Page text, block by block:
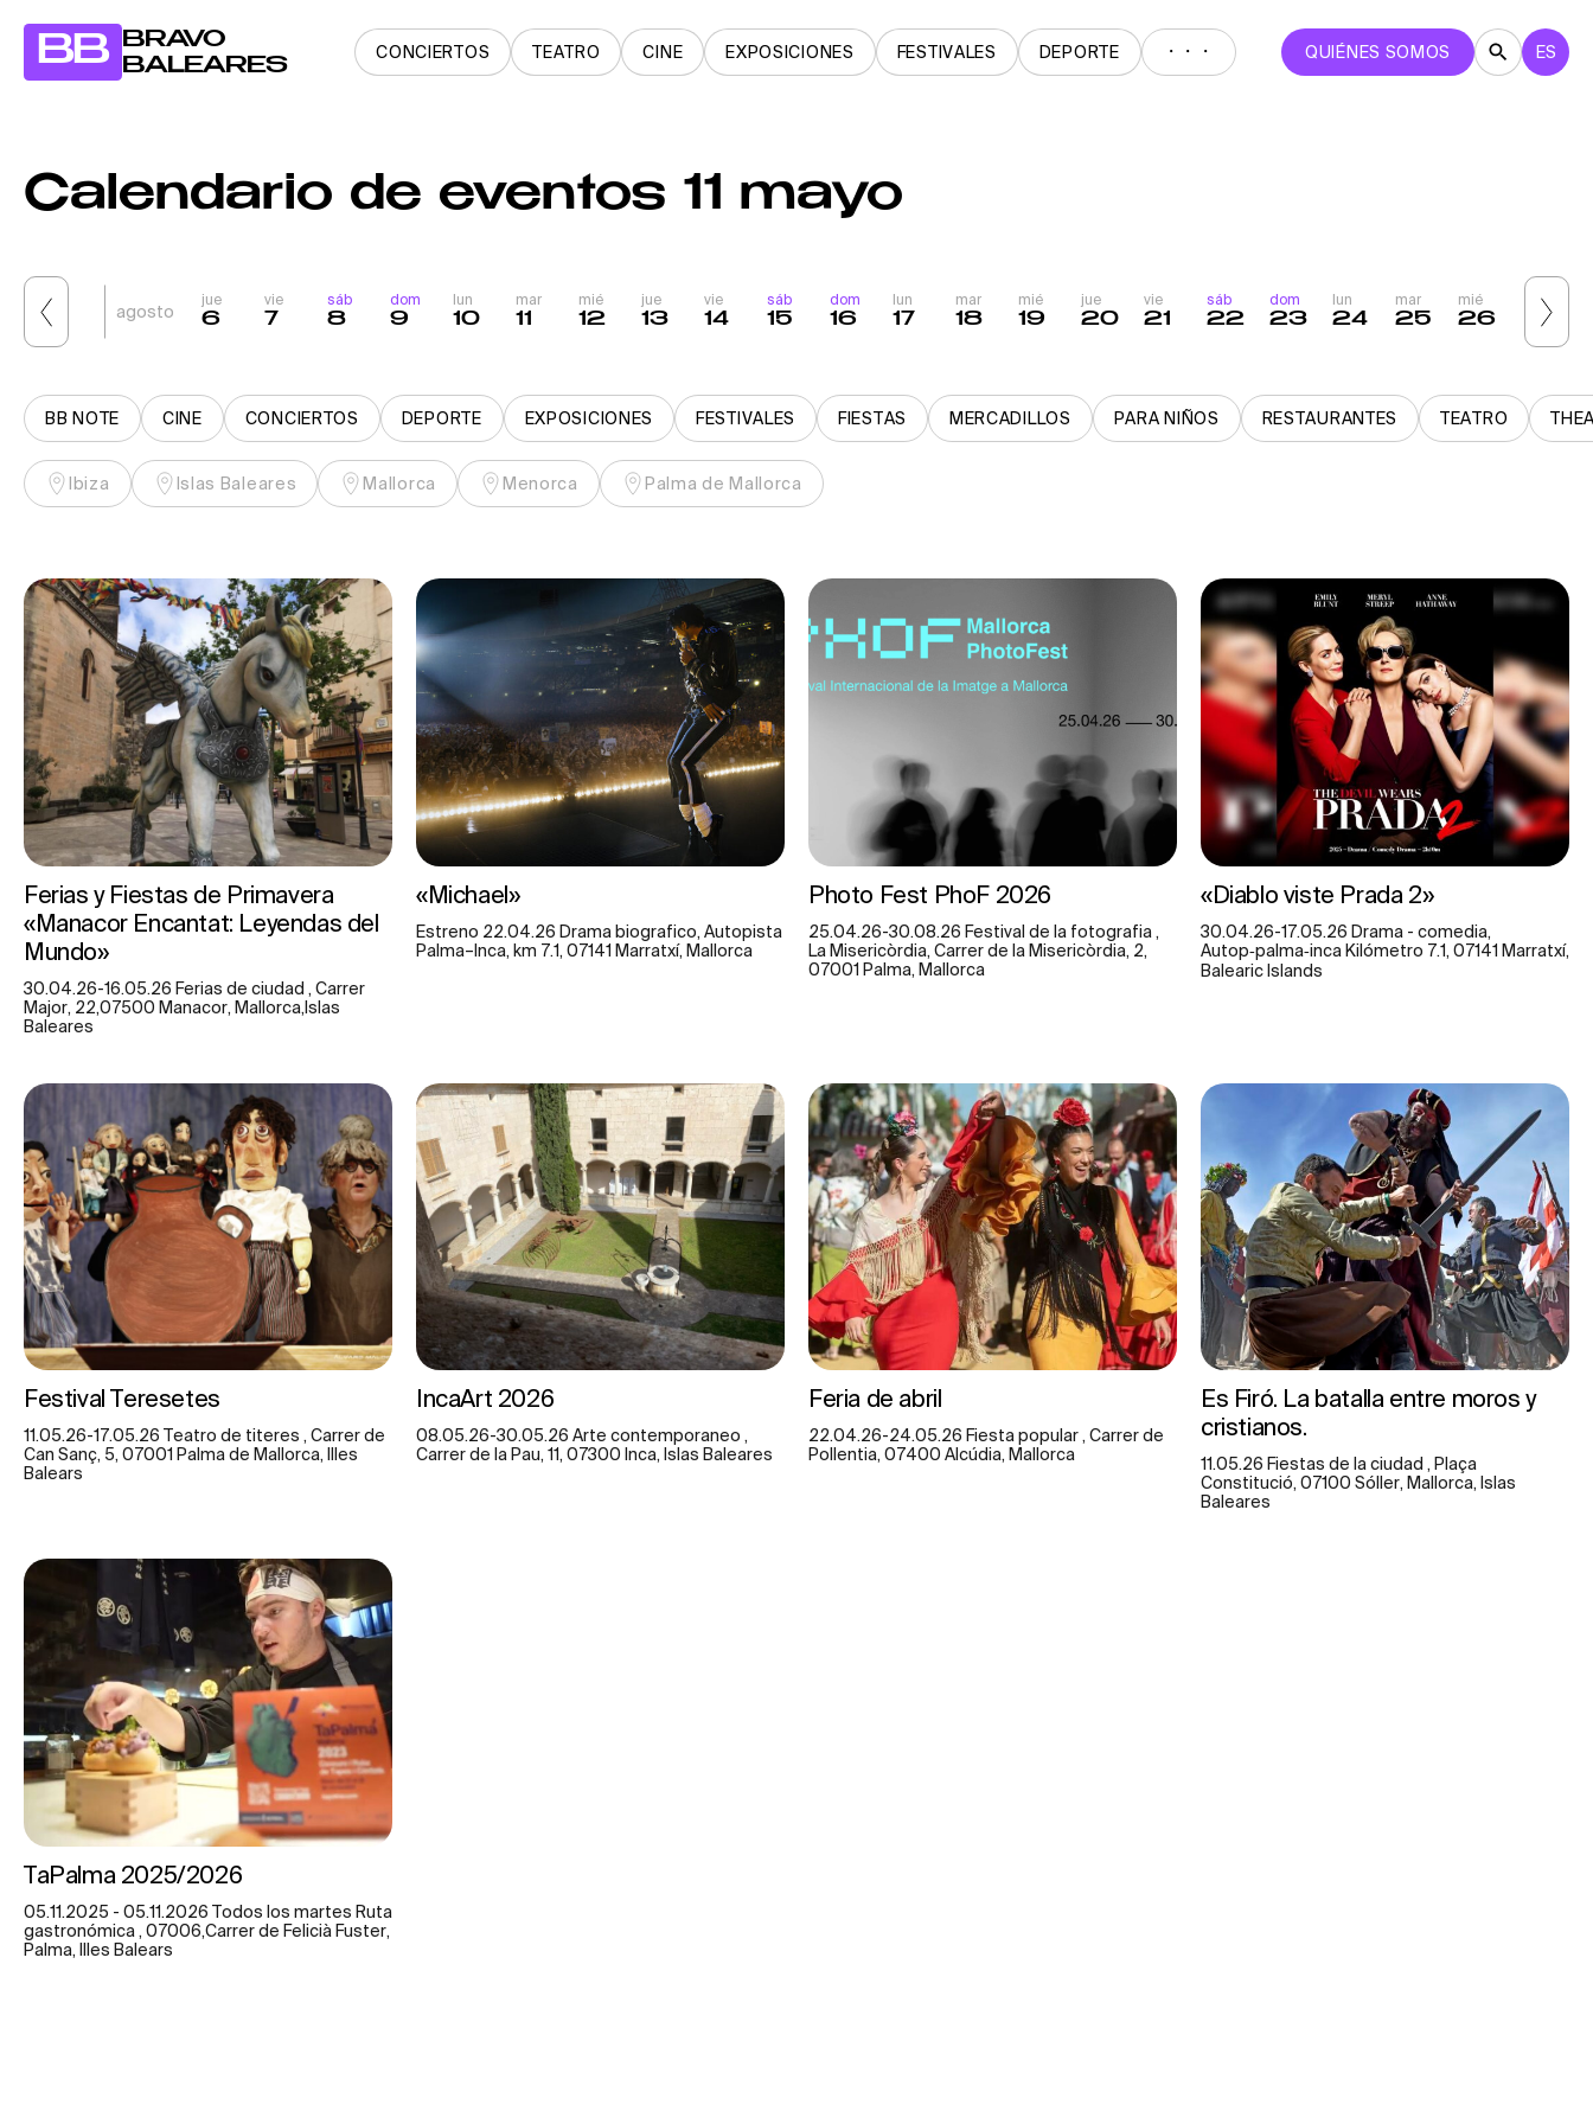
BB
BRAVO
BALEARES
CONCIERTOS TEATRO CINE EXPOSICIONES FESTIVALES DEPORTE ・・・ QUIÉNES SOMOS ES
Calendario de eventos 11 mayo
agosto
jue
6
vie
7
sáb
8
dom
9
lun
10
mar
11
mié
12
jue
13
vie
14
sáb
15
dom
16
lun
17
mar
18
mié
19
jue
20
vie
21
sáb
22
dom
23
lun
24
mar
25
mié
26 27
BB NOTE CINE CONCIERTOS DEPORTE EXPOSICIONES FESTIVALES FIESTAS MERCADILLOS PARA NIÑOS RESTAURANTES TEATRO
Ibiza Islas Baleares Mallorca Menorca Palma de Mallorca
Ferias y Fiestas de Primavera
«Manacor Encantat: Leyendas del
Mundo»
30.04.26-16.05.26 Ferias de ciudad , Carrer
Major, 22,07500 Manacor, Mallorca,Islas
Baleares
«Michael»
Estreno 22.04.26 Drama biografico, Autopista
Palma–Inca, km 7.1, 07141 Marratxí, Mallorca
Photo Fest PhoF 2026
25.04.26-30.08.26 Festival de la fotografia ,
La Misericòrdia, Carrer de la Misericòrdia, 2,
07001 Palma, Mallorca
«Diablo viste Prada 2»
30.04.26-17.05.26 Drama - comedia,
Autop‑palma‑inca Kilómetro 7.1, 07141 Marratxí,
Balearic Islands
Festival Teresetes
11.05.26-17.05.26 Teatro de titeres , Carrer de
Can Sanç, 5, 07001 Palma de Mallorca, Illes
Balears
IncaArt 2026
08.05.26-30.05.26 Arte contemporaneo ,
Carrer de la Pau, 11, 07300 Inca, Islas Baleares
Feria de abril
22.04.26-24.05.26 Fiesta popular , Carrer de
Pollentia, 07400 Alcúdia, Mallorca
Es Firó. La batalla entre moros y
cristianos.
11.05.26 Fiestas de la ciudad , Plaça
Constitució, 07100 Sóller, Mallorca, Islas
Baleares
TaPalma 2025/2026
05.11.2025 - 05.11.2026 Todos los martes Ruta
gastronómica , 07006,Carrer de Felicià Fuster,
Palma, Illes Balears